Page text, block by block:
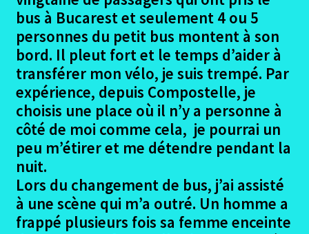
bus à Bucarest et seulement 4 ou 5
personnes du petit bus montent à son
bord. Il pleut fort et le temps d’aider à
transférer mon vélo, je suis trempé. Par
expérience, depuis Compostelle, je
choisis une place où il n’y a personne à
côté de moi comme cela, je pourrai un
peu m’étirer et me détendre pendant la
nuit.
Lors du changement de bus, j’ai assisté
à une scène qui m’a outré. Un homme a
frappé plusieurs fois sa femme enceinte